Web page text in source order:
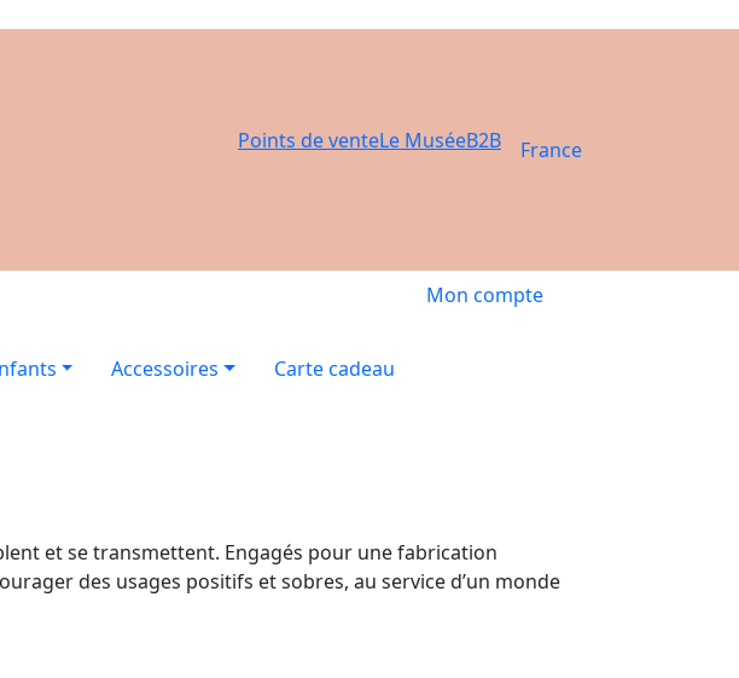
Points de venteLe MuséeB2B France
Mon compte
Accessoires
Carte cadeau
et se transmettent. Engagés pour une fabrication
des usages positifs et sobres, au service d’un monde